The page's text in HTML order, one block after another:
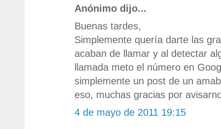
Anónimo dijo...
Buenas tardes,
Simplemente quería darte las
acaban de llamar y al detectar
llamada meto el número en
simplemente un post de un
eso, muchas gracias por
4 de mayo de 2011 19:15